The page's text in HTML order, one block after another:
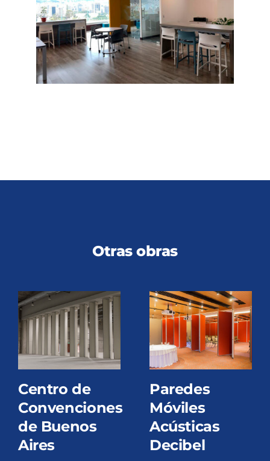
Otras obras
Centro de
Convenciones
de Buenos
Aires
Paredes
Móviles
Acústicas
Decibel